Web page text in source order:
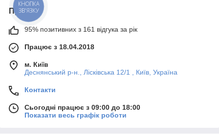
Про нас
95% позитивних з 161 відгука за рік
Працює з 18.04.2018
м. Київ
Деснянський р-н., Лісківська 12/1 , Київ, Україна
Контакти
Сьогодні працює з 09:00 до 18:00
Показати весь графік роботи
КНОПКА
ЗВ'ЯЗКУ